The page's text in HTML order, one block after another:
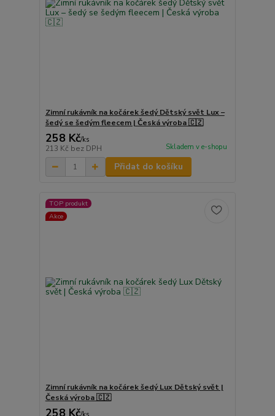
Zimní rukávník na kočárek šedý Dětský svět Lux –
šedý se šedým fleecem | Česká výroba 🇨🇿
258 Kč/ks
213 Kč bez DPH Skladem v e-shopu
Přidat do košíku
TOP produkt
Akce
Zimní rukávník na kočárek šedý Lux Dětský svět |
Česká výroba 🇨🇿
258 Kč